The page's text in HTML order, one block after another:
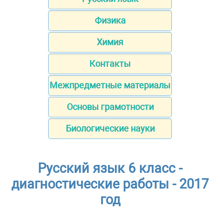
Физика
Химия
Контакты
Межпредметные материалы
Основы грамотности
Биологические науки
Русский язык 6 класс -
диагностические работы - 2017
год